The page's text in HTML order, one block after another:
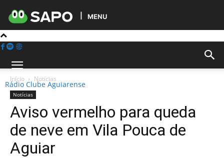
MENU
Rádio Clube Aguiarense
Início Notícias
Notícias
Aviso vermelho para queda
de neve em Vila Pouca de
Aguiar